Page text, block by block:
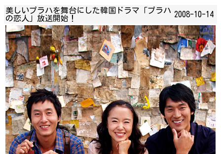
美しいプラハを舞台にした韓国ドラマ「プラハ
の恋人」放送開始！
2008-10-14